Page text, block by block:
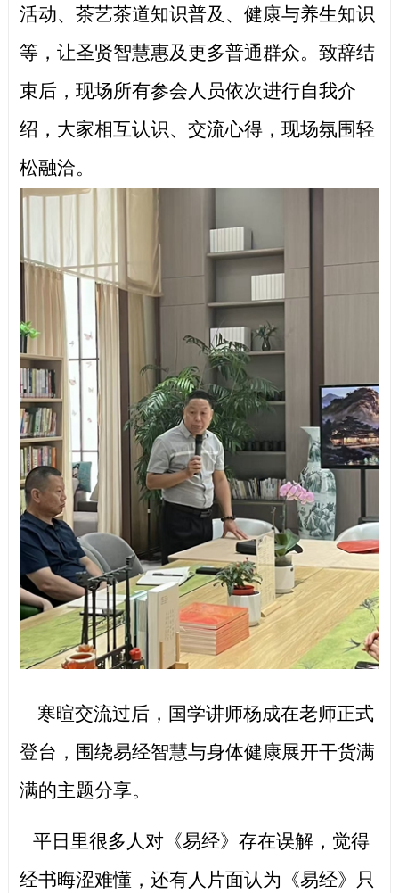
活动、茶艺茶道知识普及、健康与养生知识
等，让圣贤智慧惠及更多普通群众。致辞结
束后，现场所有参会人员依次进行自我介
绍，大家相互认识、交流心得，现场氛围轻
松融洽。
寒暄交流过后，国学讲师杨成在老师正式
登台，围绕易经智慧与身体健康展开干货满
满的主题分享。
平日里很多人对《易经》存在误解，觉得
经书晦涩难懂，还有人片面认为《易经》只